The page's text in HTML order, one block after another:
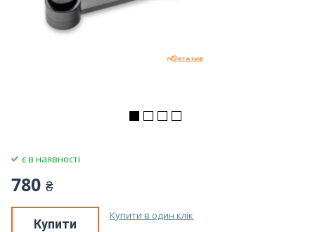
є в наявності
780 ₴
Купити
Купити в один клік